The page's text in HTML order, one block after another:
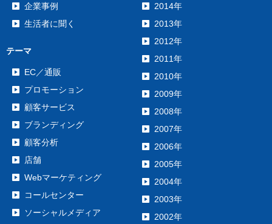
企業事例
生活者に聞く
テーマ
EC／通販
プロモーション
顧客サービス
ブランディング
顧客分析
店舗
Webマーケティング
コールセンター
ソーシャルメディア
2014年
2013年
2012年
2011年
2010年
2009年
2008年
2007年
2006年
2005年
2004年
2003年
2002年